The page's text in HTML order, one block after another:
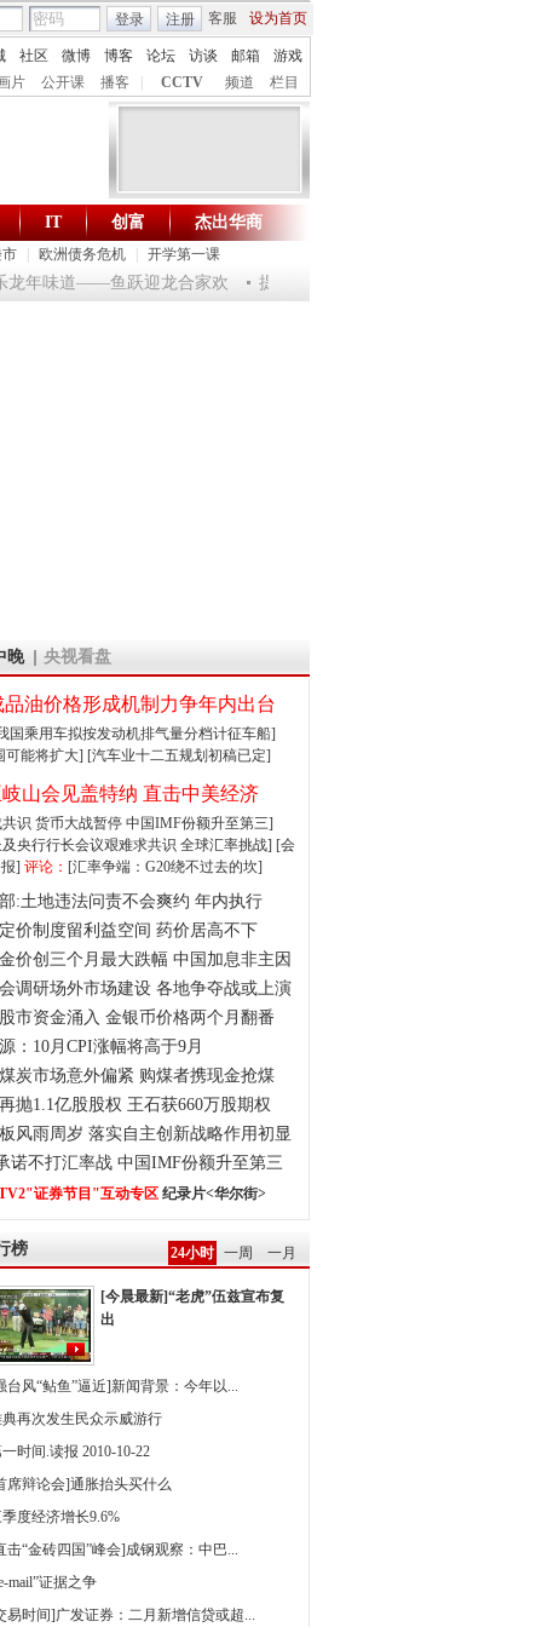
客服 设为首页
登录 注册
社区 微博 博客 论坛 访谈 邮箱
游戏
片 公开课 播客 CCTV 频道 栏目
财智生活 一键通达
市 欧洲债务危机 开学第一课
IT 创富 杰出华商
年味道——鱼跃迎龙合家欢 提问2012：机遇与悬念共存
晚 央视看盘
品油价格形成机制力争年内出台
国乘用车拟按发动机排气量分档计征车船]
可能将扩大] [汽车业十二五规划初稿已定]
岐山会见盖特纳 直击中美经济
共识 货币大战暂停 中国IMF份额升至第三]
及央行行长会议艰难求共识 全球汇率挑战] [会
] 评论： [汇率争端：G20绕不过去的坎]
:土地违法问责不会爽约 年内执行
价制度留利益空间 药价居高不下
价创三个月最大跌幅 中国加息非主因
调研场外市场建设 各地争夺战或上演
市资金涌入 金银币价格两个月翻番
：10月CPI涨幅将高于9月
炭市场意外偏紧 购煤者携现金抢煤
抛1.1亿股股权 王石获660万股期权
风雨周岁 落实自主创新战略作用初显
诺不打汇率战 中国IMF份额升至第三
证券节目"互动专区 纪录片<华尔街>
榜 24小时 一周 一月
[今晨最新]“老虎”伍兹宣布复
出
台风“鲇鱼”逼近]新闻背景：今年以...
再次发生民众示威游行
时间.读报 2010-10-22
席辩论会]通胀抬头买什么
度经济增长9.6%
击“金砖四国”峰会]成钢观察：中巴...
mail”证据之争
易时间]广发证券：二月新增信贷或超...